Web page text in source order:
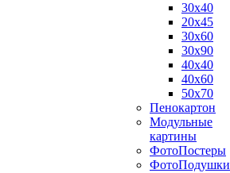
30х40
20х45
30х60
30х90
40х40
40х60
50х70
Пенокартон
Модульные
картины
ФотоПостеры
ФотоПодушки